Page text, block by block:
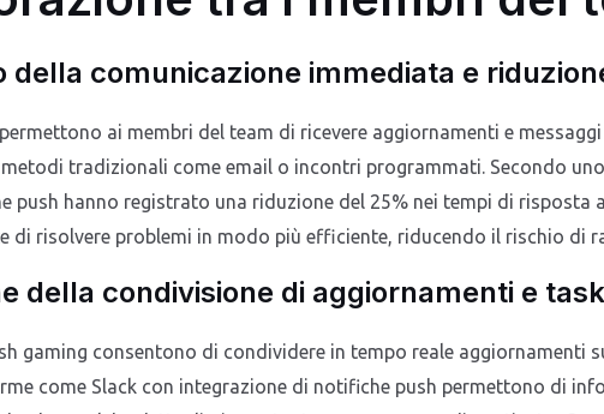
della comunicazione immediata e
ai membri del team di ricevere aggiornamenti e
tradizionali come email o incontri programmati. Secondo
push hanno registrato una riduzione del 25% nei tempi di risposta
di risolvere problemi in modo più efficiente, riducendo il rischio di
della condivisione di aggiornamenti e
gaming consentono di condividere in tempo reale aggiornamenti
come Slack con integrazione di notifiche push permettono di